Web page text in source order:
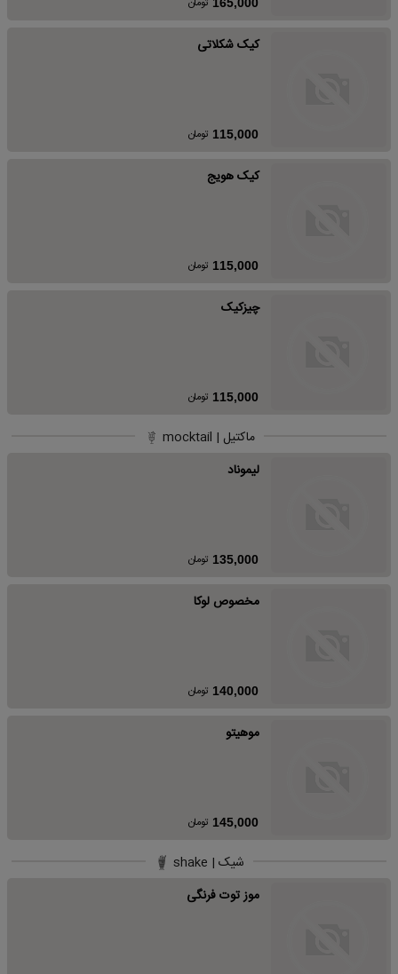
کیک شکلاتی
115,000 تومان
کیک هویج
115,000 تومان
چیزکیک
115,000 تومان
ماکتیل | mocktail
لیموناد
135,000 تومان
مخصوص لوکا
140,000 تومان
موهیتو
145,000 تومان
شیک | shake
موز توت فرنگی